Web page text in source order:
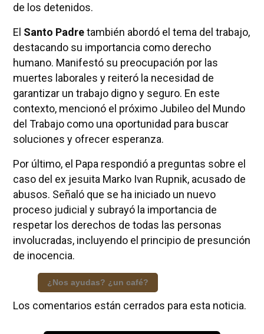
de los detenidos.
El Santo Padretambién abordó el tema del trabajo,
destacando su importancia como derecho
humano. Manifestó su preocupación por las
muertes laborales y reiteró la necesidad de
garantizar un trabajo digno y seguro. En este
contexto, mencionó el próximo Jubileo del Mundo
del Trabajo como una oportunidad para buscar
soluciones y ofrecer esperanza.
Por último, el Papa respondió a preguntas sobre el
caso del ex jesuita Marko Ivan Rupnik, acusado de
abusos. Señaló que se ha iniciado un nuevo
proceso judicial y subrayó la importancia de
respetar los derechos de todas las personas
involucradas, incluyendo el principio de presunción
de inocencia.
¿Nos ayudas? ¿un café?
Los comentarios están cerrados para esta noticia.